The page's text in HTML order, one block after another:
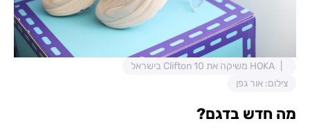
HOKA משיקה את Clifton 10 בישראל
צילום: אור גפן
מה חדש בדגם?